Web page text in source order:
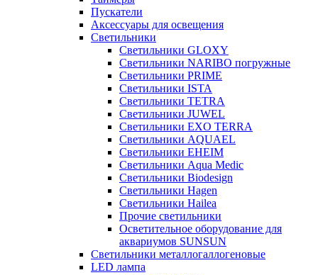
Пускатели
Аксессуары для освещения
Светильники
Светильники GLOXY
Светильники NARIBO погружные
Светильники PRIME
Светильники ISTA
Светильники TETRA
Светильники JUWEL
Светильники EXO TERRA
Светильники AQUAEL
Светильники EHEIM
Светильники Aqua Medic
Светильники Biodesign
Светильники Hagen
Светильники Hailea
Прочие светильники
Осветительное оборудование для
аквариумов SUNSUN
Светильники металлогаллогеновые
LED лампа